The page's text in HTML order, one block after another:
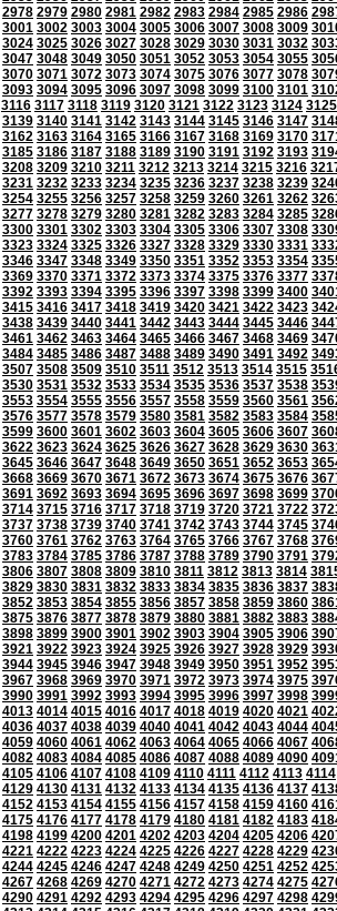
2978 2979 2980 2981 2982 2983 2984 2985 2986
3001 3002 3003 3004 3005 3006 3007 3008 3009
3024 3025 3026 3027 3028 3029 3030 3031 3032
3047 3048 3049 3050 3051 3052 3053 3054 3055
3070 3071 3072 3073 3074 3075 3076 3077 3078
3093 3094 3095 3096 3097 3098 3099 3100 3101
3116 3117 3118 3119 3120 3121 3122 3123 3124 3125
3139 3140 3141 3142 3143 3144 3145 3146 3147
3162 3163 3164 3165 3166 3167 3168 3169 3170
3185 3186 3187 3188 3189 3190 3191 3192 3193
3208 3209 3210 3211 3212 3213 3214 3215 3216
3231 3232 3233 3234 3235 3236 3237 3238 3239
3254 3255 3256 3257 3258 3259 3260 3261 3262
3277 3278 3279 3280 3281 3282 3283 3284 3285
3300 3301 3302 3303 3304 3305 3306 3307 3308
3323 3324 3325 3326 3327 3328 3329 3330 3331
3346 3347 3348 3349 3350 3351 3352 3353 3354
3369 3370 3371 3372 3373 3374 3375 3376 3377
3392 3393 3394 3395 3396 3397 3398 3399 3400
3415 3416 3417 3418 3419 3420 3421 3422 3423
3438 3439 3440 3441 3442 3443 3444 3445 3446
3461 3462 3463 3464 3465 3466 3467 3468 3469
3484 3485 3486 3487 3488 3489 3490 3491 3492
3507 3508 3509 3510 3511 3512 3513 3514 3515
3530 3531 3532 3533 3534 3535 3536 3537 3538
3553 3554 3555 3556 3557 3558 3559 3560 3561
3576 3577 3578 3579 3580 3581 3582 3583 3584
3599 3600 3601 3602 3603 3604 3605 3606 3607
3622 3623 3624 3625 3626 3627 3628 3629 3630
3645 3646 3647 3648 3649 3650 3651 3652 3653
3668 3669 3670 3671 3672 3673 3674 3675 3676
3691 3692 3693 3694 3695 3696 3697 3698 3699
3714 3715 3716 3717 3718 3719 3720 3721 3722
3737 3738 3739 3740 3741 3742 3743 3744 3745
3760 3761 3762 3763 3764 3765 3766 3767 3768
3783 3784 3785 3786 3787 3788 3789 3790 3791
3806 3807 3808 3809 3810 3811 3812 3813 3814
3829 3830 3831 3832 3833 3834 3835 3836 3837
3852 3853 3854 3855 3856 3857 3858 3859 3860
3875 3876 3877 3878 3879 3880 3881 3882 3883
3898 3899 3900 3901 3902 3903 3904 3905 3906
3921 3922 3923 3924 3925 3926 3927 3928 3929
3944 3945 3946 3947 3948 3949 3950 3951 3952
3967 3968 3969 3970 3971 3972 3973 3974 3975
3990 3991 3992 3993 3994 3995 3996 3997 3998
4013 4014 4015 4016 4017 4018 4019 4020 4021
4036 4037 4038 4039 4040 4041 4042 4043 4044
4059 4060 4061 4062 4063 4064 4065 4066 4067
4082 4083 4084 4085 4086 4087 4088 4089 4090
4105 4106 4107 4108 4109 4110 4111 4112 4113 4114
4129 4130 4131 4132 4133 4134 4135 4136 4137
4152 4153 4154 4155 4156 4157 4158 4159 4160
4175 4176 4177 4178 4179 4180 4181 4182 4183
4198 4199 4200 4201 4202 4203 4204 4205 4206
4221 4222 4223 4224 4225 4226 4227 4228 4229
4244 4245 4246 4247 4248 4249 4250 4251 4252
4267 4268 4269 4270 4271 4272 4273 4274 4275
4290 4291 4292 4293 4294 4295 4296 4297 4298